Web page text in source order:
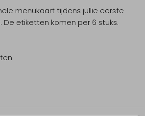
menukaart tijdens jullie eerste
De etiketten komen per 6 stuks.